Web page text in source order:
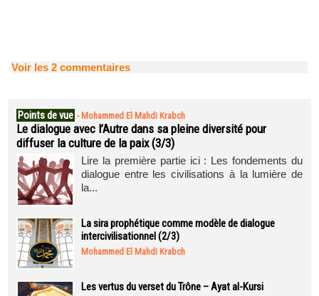
Voir les 2 commentaires
Points de vue - Mohammed El Mahdi Krabch
Le dialogue avec l’Autre dans sa pleine diversité pour
diffuser la culture de la paix (3/3)
Lire la première partie ici : Les fondements du
dialogue entre les civilisations à la lumière de
la...
La sira prophétique comme modèle de dialogue
intercivilisationnel (2/3)
Mohammed El Mahdi Krabch
Les vertus du verset du Trône – Ayat al-Kursi